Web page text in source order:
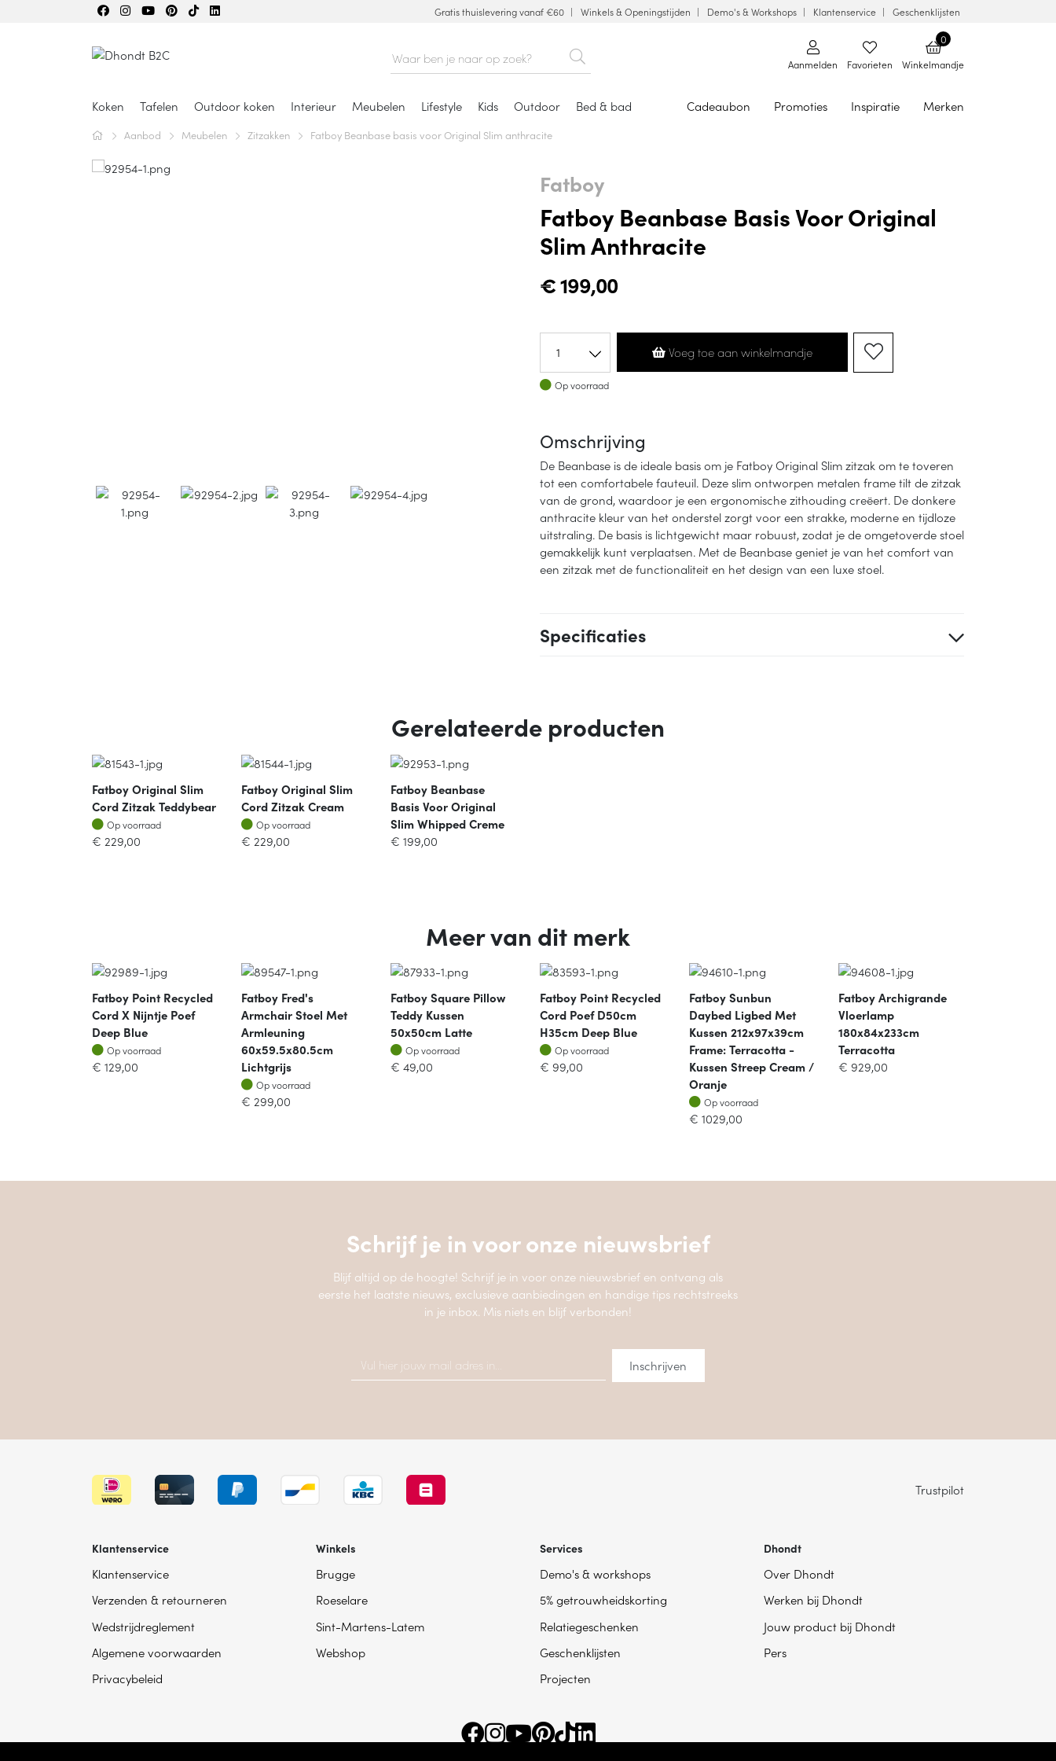
Gratis thuislevering vanaf €60 Winkels & Openingstijden Demo's & Workshops Klantenservice Geschenklijsten
Aanmelden Favorieten
0
Winkelmandje
Koken Tafelen Outdoor koken Interieur Meubelen Lifestyle Kids Outdoor Bed & bad Cadeaubon Promoties Inspiratie Merken
Aanbod Meubelen Zitzakken Fatboy Beanbase basis voor Original Slim anthracite
Fatboy
Fatboy Beanbase Basis Voor Original
Slim Anthracite
€199,00
Voeg toe aan winkelmandje
Op voorraad
Op voorraad
Omschrijving
De Beanbase is de ideale basis om je Fatboy Original Slim zitzak om te toveren
tot een comfortabele fauteuil. Deze slim ontworpen metalen frame tilt de zitzak
van de grond, waardoor je een ergonomische zithouding creëert. De donkere
anthracite kleur van het onderstel zorgt voor een strakke, moderne en tijdloze
uitstraling. De basis is lichtgewicht maar robuust, zodat je de omgetoverde stoel
gemakkelijk kunt verplaatsen. Met de Beanbase geniet je van het comfort van
een zitzak met de functionaliteit en het design van een luxe stoel.
Specificaties
Gerelateerde producten
Fatboy Original Slim
Cord Zitzak Teddybear
Op voorraad
Op voorraad
€ 229,00
Fatboy Original Slim
Cord Zitzak Cream
Op voorraad
Op voorraad
€ 229,00
Fatboy Beanbase
Basis Voor Original
Slim Whipped Creme
€ 199,00
Meer van dit merk
Fatboy Point Recycled
Cord X Nijntje Poef
Deep Blue
Op voorraad
Op voorraad
€ 129,00
Fatboy Fred's
Armchair Stoel Met
Armleuning
60x59.5x80.5cm
Lichtgrijs
Op voorraad
Op voorraad
€ 299,00
Fatboy Square Pillow
Teddy Kussen
50x50cm Latte
Op voorraad
Op voorraad
€ 49,00
Fatboy Point Recycled
Cord Poef D50cm
H35cm Deep Blue
Op voorraad
Op voorraad
€ 99,00
Fatboy Sunbun
Daybed Ligbed Met
Kussen 212x97x39cm
Frame: Terracotta -
Kussen Streep Cream /
Oranje
Op voorraad
Op voorraad
€ 1029,00
Fatboy Archigrande
Vloerlamp
180x84x233cm
Terracotta
€ 929,00
Schrijf je in voor onze nieuwsbrief
Blijf altijd op de hoogte! Schrijf je in voor onze nieuwsbrief en ontvang als
eerste het laatste nieuws, exclusieve aanbiedingen en handige tips rechtstreeks
in je inbox. Mis niets en blijf verbonden!
Trustpilot
Klantenservice
Klantenservice
Verzenden & retourneren
Wedstrijdreglement
Algemene voorwaarden
Privacybeleid
Winkels
Brugge
Roeselare
Sint-Martens-Latem
Webshop
Services
Demo's & workshops
5% getrouwheidskorting
Relatiegeschenken
Geschenklijsten
Projecten
Dhondt
Over Dhondt
Werken bij Dhondt
Jouw product bij Dhondt
Pers